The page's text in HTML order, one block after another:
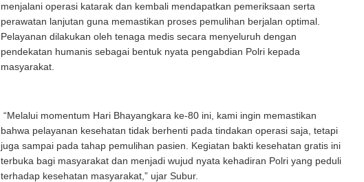
menjalani operasi katarak dan kembali mendapatkan pemeriksaan serta
perawatan lanjutan guna memastikan proses pemulihan berjalan optimal.
Pelayanan dilakukan oleh tenaga medis secara menyeluruh dengan
pendekatan humanis sebagai bentuk nyata pengabdian Polri kepada
masyarakat.
“Melalui momentum Hari Bhayangkara ke-80 ini, kami ingin memastikan
bahwa pelayanan kesehatan tidak berhenti pada tindakan operasi saja, tetapi
juga sampai pada tahap pemulihan pasien. Kegiatan bakti kesehatan gratis ini
terbuka bagi masyarakat dan menjadi wujud nyata kehadiran Polri yang peduli
terhadap kesehatan masyarakat,” ujar Subur.